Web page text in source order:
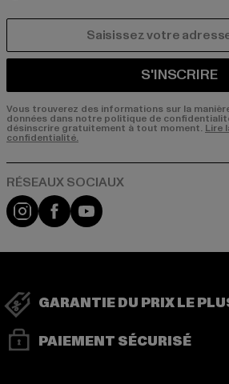
S'INSCRIRE
Vous trouverez des informations sur la
données dans notre politique de
désinscrire gratuitement à tout moment. Lire
confidentialité.
Visit our Instagram page:
Visit our Facebook page:
Visit our YouTube
GARANTIE DU PRIX LE
PAIEMENT SÉCURISÉ